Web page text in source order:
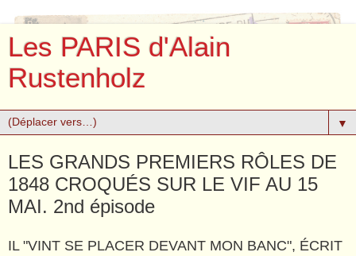
Les PARIS d'Alain
Rustenholz
▼
LES GRANDS PREMIERS RÔLES DE
1848 CROQUÉS SUR LE VIF AU 15
MAI. 2nd épisode
IL "VINT SE PLACER DEVANT MON BANC", ÉCRIT